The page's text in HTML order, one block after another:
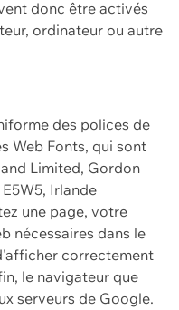
donc être activés
ordinateur ou autre
des polices de
Web Fonts, qui sont
Limited, Gordon
Irlande
une page, votre
nécessaires dans le
correctement
le navigateur que
serveurs de Google.